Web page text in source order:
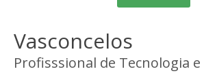
Vasconcelos
Profisssional de Tecnologia